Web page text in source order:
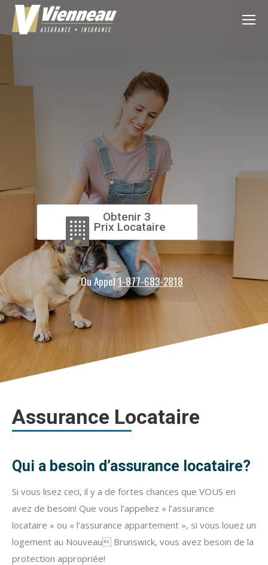
Ou Appel1-877-683-2818
Obtenir 3
Prix Locataire
Assurance Locataire
Qui a besoin d’assurance locataire?
Si vous lisez ceci, il y a de fortes chances que VOUS en
avez de besoin! Que vous l’appeliez « l’assurance
locataire » ou « l’assurance appartement », si vous louez un
logement au Nouveau Brunswick, vous avez besoin de la
protection appropriée!